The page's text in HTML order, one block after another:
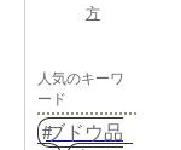
方
人気のキーワ
ード
ブドウ品